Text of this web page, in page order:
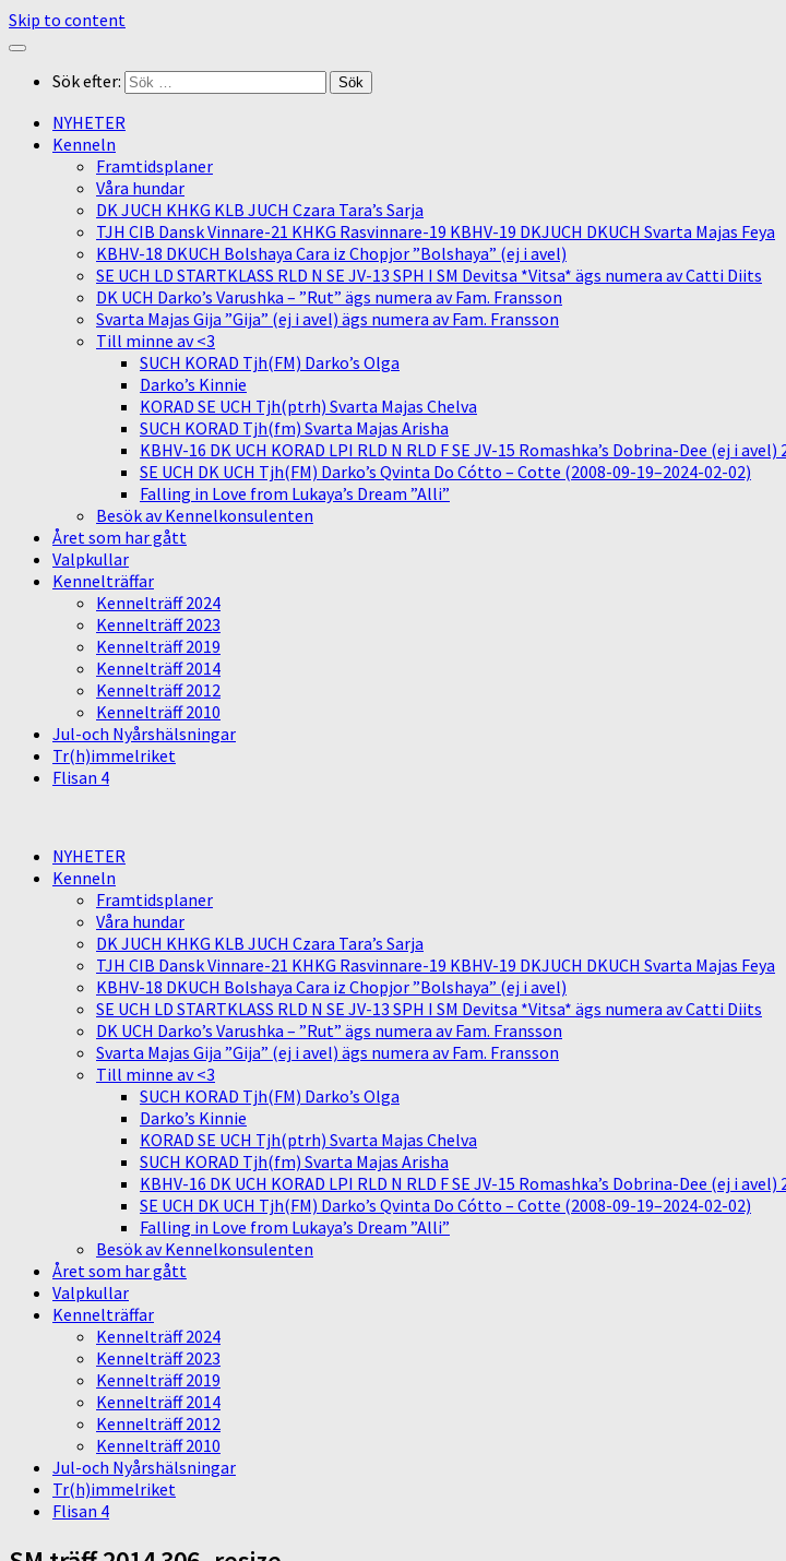
Skip to content
Sök efter:
NYHETER
Kenneln
Framtidsplaner
Våra hundar
DK JUCH KHKG KLB JUCH Czara Tara’s Sarja
TJH CIB Dansk Vinnare-21 KHKG Rasvinnare-19 KBHV-19 DKJUCH DKUCH Svarta Majas Feya
KBHV-18 DKUCH Bolshaya Cara iz Chopjor ”Bolshaya” (ej i avel)
SE UCH LD STARTKLASS RLD N SE JV-13 SPH I SM Devitsa *Vitsa* ägs numera av Catti Diits
DK UCH Darko’s Varushka – ”Rut” ägs numera av Fam. Fransson
Svarta Majas Gija ”Gija” (ej i avel) ägs numera av Fam. Fransson
Till minne av <3
SUCH KORAD Tjh(FM) Darko’s Olga
Darko’s Kinnie
KORAD SE UCH Tjh(ptrh) Svarta Majas Chelva
SUCH KORAD Tjh(fm) Svarta Majas Arisha
KBHV-16 DK UCH KORAD LPI RLD N RLD F SE JV-15 Romashka’s Dobrina-Dee (ej i
SE UCH DK UCH Tjh(FM) Darko’s Qvinta Do Cótto – Cotte (2008-09-19–2024-02-02)
Falling in Love from Lukaya’s Dream ”Alli”
Besök av Kennelkonsulenten
Året som har gått
Valpkullar
Kennelträffar
Kennelträff 2024
Kennelträff 2023
Kennelträff 2019
Kennelträff 2014
Kennelträff 2012
Kennelträff 2010
Jul-och Nyårshälsningar
Tr(h)immelriket
Flisan 4
NYHETER
Kenneln
Framtidsplaner
Våra hundar
DK JUCH KHKG KLB JUCH Czara Tara’s Sarja
TJH CIB Dansk Vinnare-21 KHKG Rasvinnare-19 KBHV-19 DKJUCH DKUCH Svarta Majas Feya
KBHV-18 DKUCH Bolshaya Cara iz Chopjor ”Bolshaya” (ej i avel)
SE UCH LD STARTKLASS RLD N SE JV-13 SPH I SM Devitsa *Vitsa* ägs numera av Catti Diits
DK UCH Darko’s Varushka – ”Rut” ägs numera av Fam. Fransson
Svarta Majas Gija ”Gija” (ej i avel) ägs numera av Fam. Fransson
Till minne av <3
SUCH KORAD Tjh(FM) Darko’s Olga
Darko’s Kinnie
KORAD SE UCH Tjh(ptrh) Svarta Majas Chelva
SUCH KORAD Tjh(fm) Svarta Majas Arisha
KBHV-16 DK UCH KORAD LPI RLD N RLD F SE JV-15 Romashka’s Dobrina-Dee (ej i
SE UCH DK UCH Tjh(FM) Darko’s Qvinta Do Cótto – Cotte (2008-09-19–2024-02-02)
Falling in Love from Lukaya’s Dream ”Alli”
Besök av Kennelkonsulenten
Året som har gått
Valpkullar
Kennelträffar
Kennelträff 2024
Kennelträff 2023
Kennelträff 2019
Kennelträff 2014
Kennelträff 2012
Kennelträff 2010
Jul-och Nyårshälsningar
Tr(h)immelriket
Flisan 4